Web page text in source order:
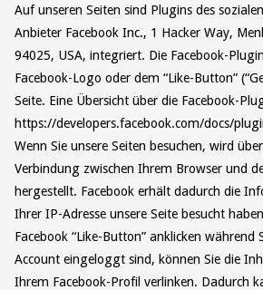
Auf unseren Seiten sind Plugins des
Anbieter Facebook Inc., 1 Hacker Way,
94025, USA, integriert. Die Facebook-
Facebook-Logo oder dem “Like-Button”
Seite. Eine Übersicht über die Facebook-
https://developers.facebook.com/docs/
Wenn Sie unsere Seiten besuchen, wird
Verbindung zwischen Ihrem Browser und
hergestellt. Facebook erhält dadurch die
Ihrer IP-Adresse unsere Seite besucht
Facebook “Like-Button” anklicken während
Account eingeloggt sind, können Sie die
Ihrem Facebook-Profil verlinken. Dadurch